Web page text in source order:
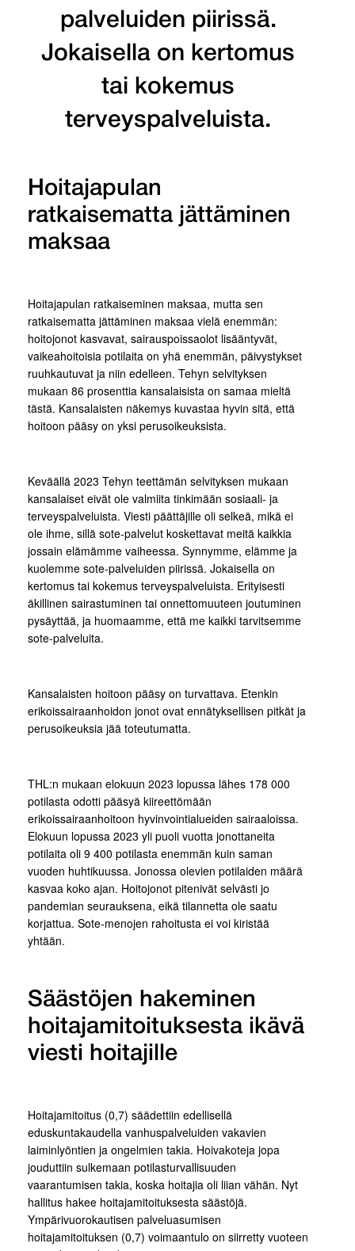
palveluiden piirissä.
Jokaisella on kertomus
tai kokemus
terveyspalveluista.
Hoitajapulan
ratkaisematta jättäminen
maksaa
Hoitajapulan ratkaiseminen maksaa, mutta sen
ratkaisematta jättäminen maksaa vielä enemmän:
hoitojonot kasvavat, sairauspoissaolot lisääntyvät,
vaikeahoitoisia potilaita on yhä enemmän, päivystykset
ruuhkautuvat ja niin edelleen. Tehyn selvityksen
mukaan 86 prosenttia kansalaisista on samaa mieltä
tästä. Kansalaisten näkemys kuvastaa hyvin sitä, että
hoitoon pääsy on yksi perusoikeuksista.
Keväällä 2023 Tehyn teettämän selvityksen mukaan
kansalaiset eivät ole valmiita tinkimään sosiaali- ja
terveyspalveluista. Viesti päättäjille oli selkeä, mikä ei
ole ihme, sillä sote-palvelut koskettavat meitä kaikkia
jossain elämämme vaiheessa. Synnymme, elämme ja
kuolemme sote-palveluiden piirissä. Jokaisella on
kertomus tai kokemus terveyspalveluista. Erityisesti
äkillinen sairastuminen tai onnettomuuteen joutuminen
pysäyttää, ja huomaamme, että me kaikki tarvitsemme
sote-palveluita.
Kansalaisten hoitoon pääsy on turvattava. Etenkin
erikoissairaanhoidon jonot ovat ennätyksellisen pitkät ja
perusoikeuksia jää toteutumatta.
THL:n mukaan elokuun 2023 lopussa lähes 178 000
potilasta odotti pääsyä kiireettömään
erikoissairaanhoitoon hyvinvointialueiden sairaaloissa.
Elokuun lopussa 2023 yli puoli vuotta jonottaneita
potilaita oli 9 400 potilasta enemmän kuin saman
vuoden huhtikuussa. Jonossa olevien potilaiden määrä
kasvaa koko ajan. Hoitojonot pitenivät selvästi jo
pandemian seurauksena, eikä tilannetta ole saatu
korjattua. Sote-menojen rahoitusta ei voi kiristää
yhtään.
Säästöjen hakeminen
hoitajamitoituksesta ikävä
viesti hoitajille
Hoitajamitoitus (0,7) säädettiin edellisellä
eduskuntakaudella vanhuspalveluiden vakavien
laiminlyöntien ja ongelmien takia. Hoivakoteja jopa
jouduttiin sulkemaan potilasturvallisuuden
vaarantumisen takia, koska hoitajia oli liian vähän. Nyt
hallitus hakee hoitajamitoituksesta säästöjä.
Ympärivuorokautisen palveluasumisen
hoitajamitoituksen (0,7) voimaantulo on siirretty vuoteen